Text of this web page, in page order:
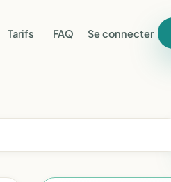
Tarifs FAQ Se connecter